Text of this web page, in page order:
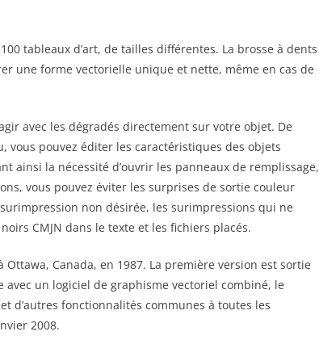
tableaux d’art, de tailles différentes. La brosse à dents
une forme vectorielle unique et nette, même en cas de
avec les dégradés directement sur votre objet. De
vous pouvez éditer les caractéristiques des objets
ainsi la nécessité d’ouvrir les panneaux de remplissage,
vous pouvez éviter les surprises de sortie couleur
non désirée, les surimpressions qui ne
CMJN dans le texte et les fichiers placés.
Canada, en 1987. La première version est sortie
un logiciel de graphisme vectoriel combiné, le
d’autres fonctionnalités communes à toutes les
2008.